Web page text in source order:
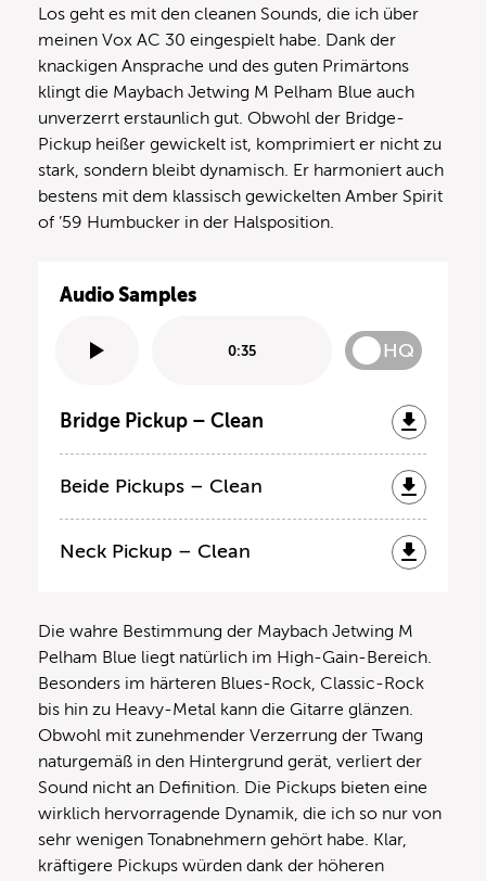
Los geht es mit den cleanen Sounds, die ich über
meinen Vox AC 30 eingespielt habe. Dank der
knackigen Ansprache und des guten Primärtons
klingt die Maybach Jetwing M Pelham Blue auch
unverzerrt erstaunlich gut. Obwohl der Bridge-
Pickup heißer gewickelt ist, komprimiert er nicht zu
stark, sondern bleibt dynamisch. Er harmoniert auch
bestens mit dem klassisch gewickelten Amber Spirit
of ’59 Humbucker in der Halsposition.
Audio Samples
0:35 HQ
Bridge Pickup – Clean
Beide Pickups – Clean
Neck Pickup – Clean
Die wahre Bestimmung der Maybach Jetwing M
Pelham Blue liegt natürlich im High-Gain-Bereich.
Besonders im härteren Blues-Rock, Classic-Rock
bis hin zu Heavy-Metal kann die Gitarre glänzen.
Obwohl mit zunehmender Verzerrung der Twang
naturgemäß in den Hintergrund gerät, verliert der
Sound nicht an Definition. Die Pickups bieten eine
wirklich hervorragende Dynamik, die ich so nur von
sehr wenigen Tonabnehmern gehört habe. Klar,
kräftigere Pickups würden dank der höheren